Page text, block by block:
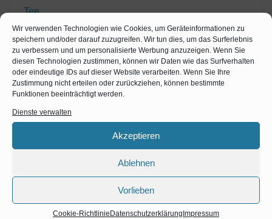
Wir verwenden Technologien wie Cookies, um Geräteinformationen zu
speichern und/oder darauf zuzugreifen. Wir tun dies, um das Surferlebnis
zu verbessern und um personalisierte Werbung anzuzeigen. Wenn Sie
diesen Technologien zustimmen, können wir Daten wie das Surfverhalten
oder eindeutige IDs auf dieser Website verarbeiten. Wenn Sie Ihre
Zustimmung nicht erteilen oder zurückziehen, können bestimmte
Funktionen beeinträchtigt werden.
Dienste verwalten
Akzeptieren
Ablehnen
Vorlieben
Cookie-Richtlinie Datenschutzerklärung Impressum
Tee
Matcha Tee
Tee Zubehör
Tee Aufbewahrung
Teekannen
Geschmack
Strandkörbe